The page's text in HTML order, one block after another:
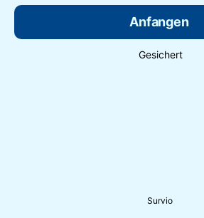
Anfangen
Gesichert
Survio